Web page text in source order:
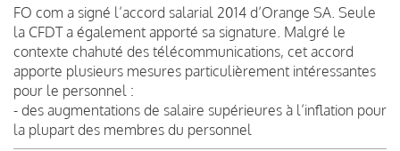
FO com a signé l’accord salarial 2014 d’Orange SA. Seule
la CFDT a également apporté sa signature. Malgré le
contexte chahuté des télécommunications, cet accord
apporte plusieurs mesures particulièrement intéressantes
pour le personnel :
- des augmentations de salaire supérieures à l’inflation pour
la plupart des membres du personnel